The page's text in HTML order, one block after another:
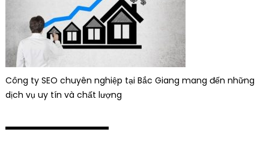
Công ty SEO chuyên nghiệp tại Bắc Giang mang đến những
dịch vụ uy tín và chất lượng